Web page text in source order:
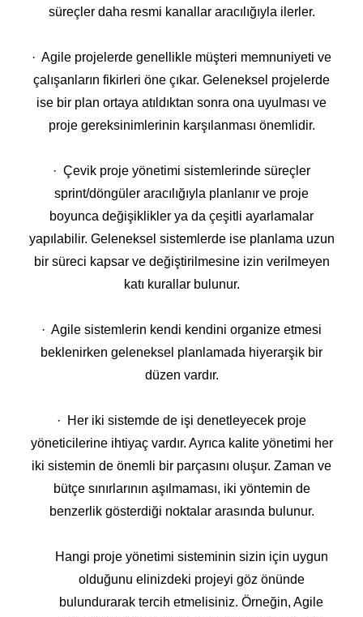
süreçler daha resmi kanallar aracılığıyla ilerler.
· Agile projelerde genellikle müşteri memnuniyeti ve
çalışanların fikirleri öne çıkar. Geleneksel projelerde
ise bir plan ortaya atıldıktan sonra ona uyulması ve
proje gereksinimlerinin karşılanması önemlidir.
· Çevik proje yönetimi sistemlerinde süreçler
sprint/döngüler aracılığıyla planlanır ve proje
boyunca değişiklikler ya da çeşitli ayarlamalar
yapılabilir. Geleneksel sistemlerde ise planlama uzun
bir süreci kapsar ve değiştirilmesine izin verilmeyen
katı kurallar bulunur.
· Agile sistemlerin kendi kendini organize etmesi
beklenirken geleneksel planlamada hiyerarşik bir
düzen vardır.
· Her iki sistemde de işi denetleyecek proje
yöneticilerine ihtiyaç vardır. Ayrıca kalite yönetimi her
iki sistemin de önemli bir parçasını oluşur. Zaman ve
bütçe sınırlarının aşılmaması, iki yöntemin de
benzerlik gösterdiği noktalar arasında bulunur.
Hangi proje yönetimi sisteminin sizin için uygun
olduğunu elinizdeki projeyi göz önünde
bulundurarak tercih etmelisiniz. Örneğin, Agile